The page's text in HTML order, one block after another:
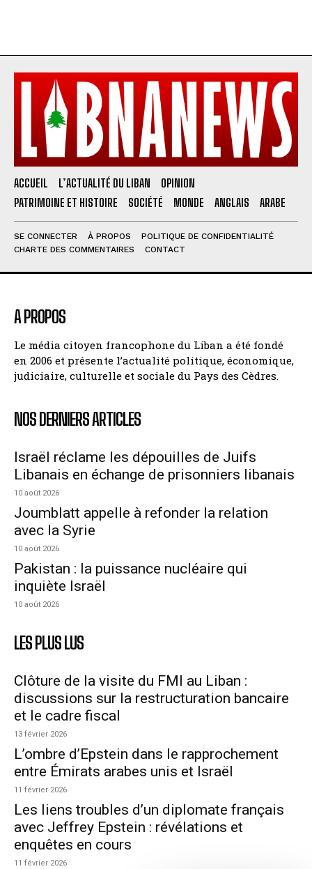
ACCUEIL L’ACTUALITÉ DU LIBAN
OPINION
PATRIMOINE ET HISTOIRE
SOCIÉTÉ MONDE ANGLAIS ARABE
SE CONNECTER À PROPOS
POLITIQUE DE CONFIDENTIALITÉ
CHARTE DES COMMENTAIRES
CONTACT
A PROPOS
Le média citoyen francophone du Liban a été fondé
en 2006 et présente l’actualité politique, économique,
judiciaire, culturelle et sociale du Pays des Cèdres.
NOS DERNIERS ARTICLES
Israël réclame les dépouilles de Juifs
Libanais en échange de prisonniers libanais
10 août 2026
Joumblatt appelle à refonder la relation
avec la Syrie
10 août 2026
Pakistan : la puissance nucléaire qui
inquiète Israël
10 août 2026
LES PLUS LUS
Clôture de la visite du FMI au Liban :
discussions sur la restructuration bancaire
et le cadre fiscal
13 février 2026
L’ombre d’Epstein dans le rapprochement
entre Émirats arabes unis et Israël
11 février 2026
Les liens troubles d’un diplomate français
avec Jeffrey Epstein : révélations et
enquêtes en cours
11 février 2026